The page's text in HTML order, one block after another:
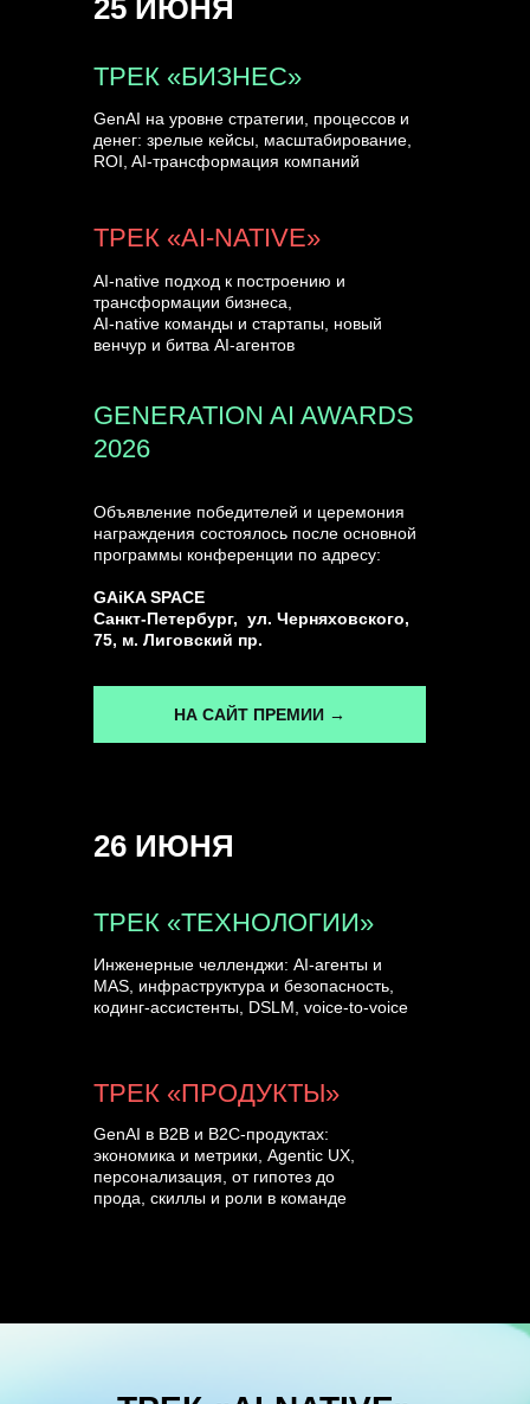
Объявление победителей и церемония
награждения состоялось после основной
программы конференции по адресу:
GAiKA SPACE
Санкт-Петербург, ул. Черняховского,
75, м. Лиговский пр.
ТРЕК «БИЗНЕС»
GENERATION AI AWARDS
2026
GenAI на уровне стратегии, процессов и
денег: зрелые кейсы, масштабирование,
ROI, AI-трансформация компаний
AI-native подход к построению и
трансформации бизнеса,
AI-native команды и стартапы, новый
венчур и битва AI-агентов
ТРЕК «AI-NATIVE»
25 ИЮНЯ
26 ИЮНЯ
ТРЕК «ПРОДУКТЫ»
GenAI в B2B и B2C-продуктах:
экономика и метрики, Agentic UX,
персонализация, от гипотез до
прода, скиллы и роли в команде
Инженерные челленджи: AI-агенты и
MAS, инфраструктура и безопасность,
кодинг-ассистенты, DSLM, voice-to-voice
ТРЕК «ТЕХНОЛОГИИ»
НА САЙТ ПРЕМИИ →
УЗНАТЬ БОЛЬШЕ
ГЕНЕРАЛЬНЫЙ ИНФОПАРТНЕР
CONVERSATIONS